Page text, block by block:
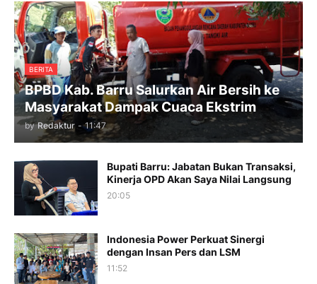
BERITA
BPBD Kab. Barru Salurkan Air Bersih ke
Masyarakat Dampak Cuaca Ekstrim
by Redaktur - 11:47
Bupati Barru: Jabatan Bukan Transaksi,
Kinerja OPD Akan Saya Nilai Langsung
20:05
Indonesia Power Perkuat Sinergi
dengan Insan Pers dan LSM
11:52